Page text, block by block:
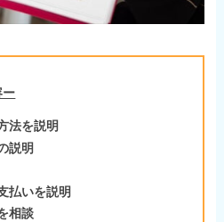
ー
法を説明
説明
払いを説明
相談